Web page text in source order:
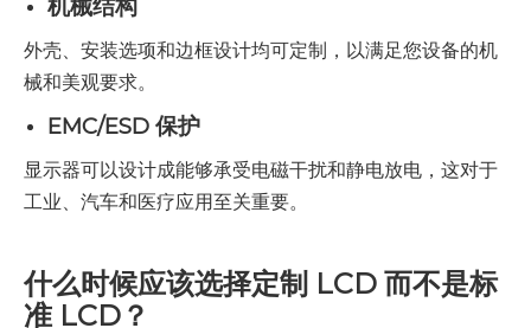
机械结构
外壳、安装选项和边框设计均可定制，以满足您设备的机
械和美观要求。
EMC/ESD 保护
显示器可以设计成能够承受电磁干扰和静电放电，这对于
工业、汽车和医疗应用至关重要。
什么时候应该选择定制 LCD 而不是标
准 LCD？